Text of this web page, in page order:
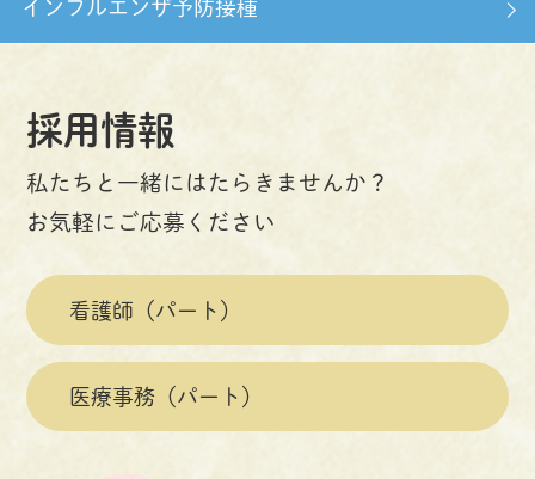
インフルエンザ予防接種
採用情報
私たちと一緒にはたらきませんか？
お気軽にご応募ください
看護師（パート）
医療事務（パート）